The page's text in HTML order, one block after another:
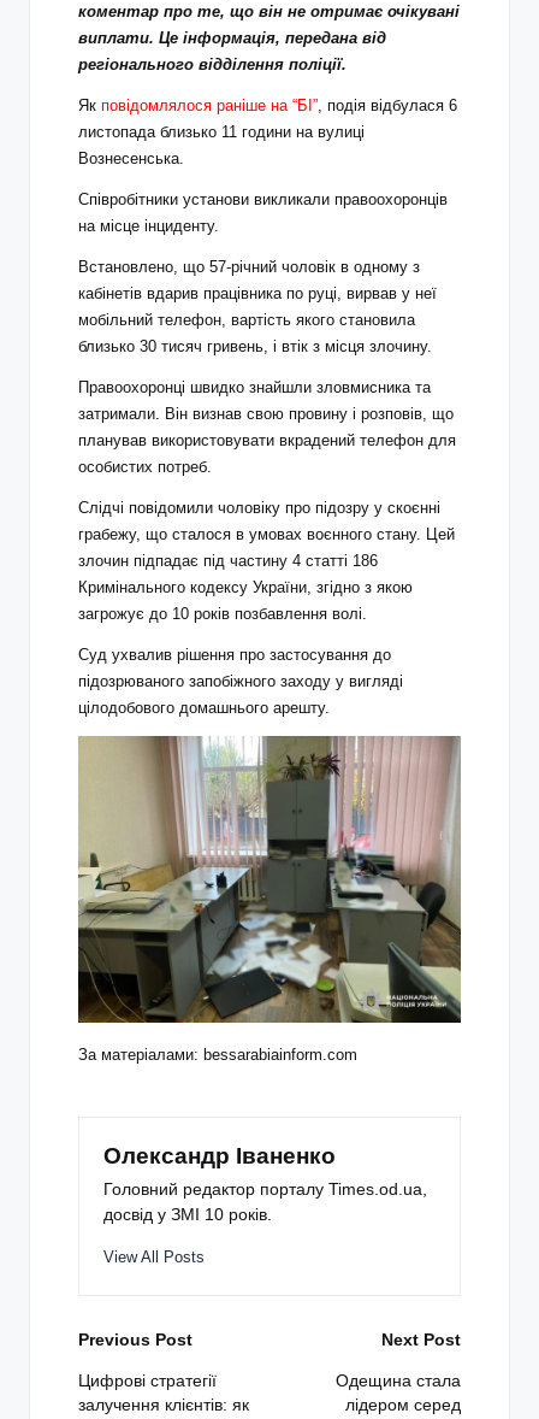
коментар про те, що він не отримає очікувані
виплати. Це інформація, передана від
регіонального відділення поліції.
Як повідомлялося раніше на “БІ” , подія відбулася 6
листопада близько 11 години на вулиці
Вознесенська.
Співробітники установи викликали правоохоронців
на місце інциденту.
Встановлено, що 57-річний чоловік в одному з
кабінетів вдарив працівника по руці, вирвав у неї
мобільний телефон, вартість якого становила
близько 30 тисяч гривень, і втік з місця злочину.
Правоохоронці швидко знайшли зловмисника та
затримали. Він визнав свою провину і розповів, що
планував використовувати вкрадений телефон для
особистих потреб.
Слідчі повідомили чоловіку про підозру у скоєнні
грабежу, що сталося в умовах воєнного стану. Цей
злочин підпадає під частину 4 статті 186
Кримінального кодексу України, згідно з якою
загрожує до 10 років позбавлення волі.
Суд ухвалив рішення про застосування до
підозрюваного запобіжного заходу у вигляді
цілодобового домашнього арешту.
За матеріалами: bessarabiainform.com
Олександр Іваненко
Головний редактор порталу Times.od.ua,
досвід у ЗМІ 10 років.
View All Posts
Post
navigation
Previous Post
Цифрові стратегії
залучення клієнтів: як
Next Post
Одещина стала
лідером серед